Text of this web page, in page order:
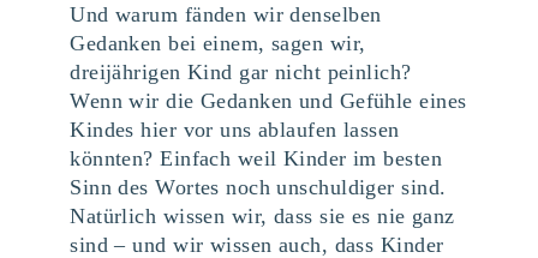
Und warum fänden wir denselben
Gedanken bei einem, sagen wir,
dreijährigen Kind gar nicht peinlich?
Wenn wir die Gedanken und Gefühle eines
Kindes hier vor uns ablaufen lassen
könnten? Einfach weil Kinder im besten
Sinn des Wortes noch unschuldiger sind.
Natürlich wissen wir, dass sie es nie ganz
sind – und wir wissen auch, dass Kinder